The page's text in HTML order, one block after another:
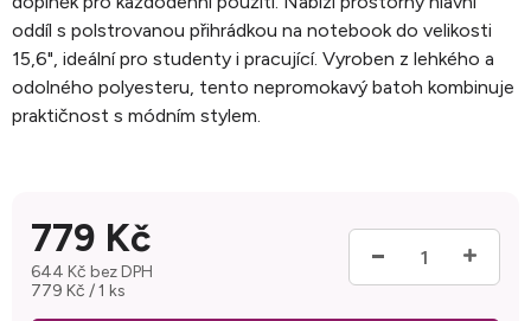
oddíl s polstrovanou přihrádkou na notebook do velikosti
15,6", ideální pro studenty i pracující. Vyroben z lehkého a
odolného polyesteru, tento nepromokavý batoh kombinuje
praktičnost s módním stylem.
779 Kč
644 Kč bez DPH
Měrná cena:
779 Kč / 1 ks